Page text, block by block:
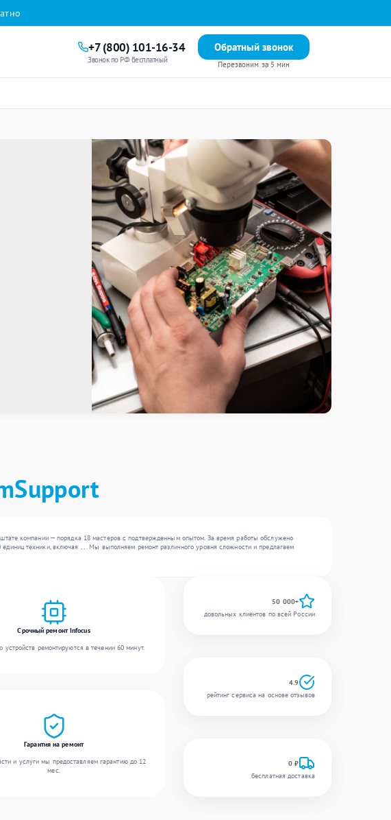
+7 (800) 101-16-34
Звонок по РФ бесплатный
Обратный звонок
Перезвоним за 5 мин
компании — порядка 18 мастеров с подтвержденным опытом. За время работы обслужено
техники, включая , , . Мы выполняем ремонт различного уровня сложности и предлагаем
Срочный ремонт Infocus
устройств ремонтируются в течении 60 минут.
Гарантия на ремонт
и услуги мы предоставляем гарантию до 12
мес.
50 000+
довольных клиентов по всей России
4.9
рейтинг сервиса на основе отзывов
0 ₽
бесплатная доставка